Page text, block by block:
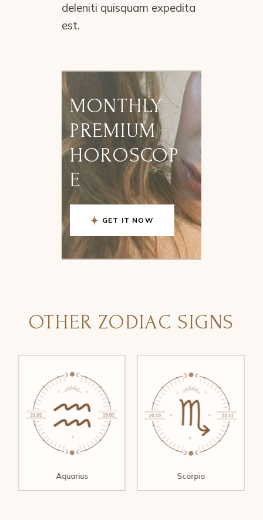
deleniti quisquam expedita
est.
MONTHLY
PREMIUM
HOROSCOP
E
GET IT NOW
OTHER ZODIAC SIGNS
Aquarius Scorpio